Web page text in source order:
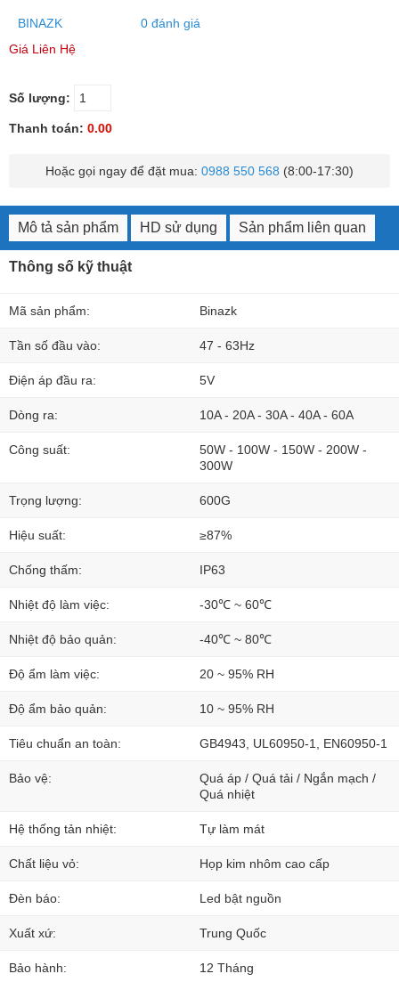
BINAZK
0 đánh giá
Giá Liên Hệ
Số lượng:
Thanh toán: 0.00
Hoặc gọi ngay để đặt mua: 0988 550 568 (8:00-17:30)
Mô tả sản phẩm HD sử dụng Sản phẩm liên quan
Thông số kỹ thuật
Mã sản phẩm: Binazk
Tần số đầu vào: 47 - 63Hz
Điện áp đầu ra: 5V
Dòng ra: 10A - 20A - 30A - 40A - 60A
Công suất:
50W - 100W - 150W - 200W -
300W
Trọng lượng: 600G
Hiệu suất: ≥87%
Chống thấm: IP63
Nhiệt độ làm việc: -30℃ ~ 60℃
Nhiệt độ bảo quản: -40℃ ~ 80℃
Độ ẩm làm việc: 20 ~ 95% RH
Độ ẩm bảo quản: 10 ~ 95% RH
Tiêu chuẩn an toàn: GB4943, UL60950-1, EN60950-1
Bảo vệ:
Quá áp / Quá tải / Ngắn mạch /
Quá nhiệt
Hệ thống tản nhiệt: Tự làm mát
Chất liệu vỏ: Họp kim nhôm cao cấp
Đèn báo: Led bật nguồn
Xuất xứ: Trung Quốc
Bảo hành: 12 Tháng